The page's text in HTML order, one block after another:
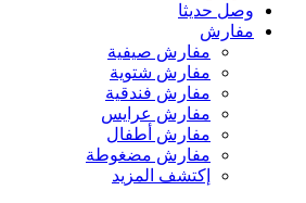
وصل حديثا
مفارش
مفارش صيفية
مفارش شتوية
مفارش فندقية
مفارش عرايس
مفارش أطفال
مفارش مضغوطة
إكتشف المزيد